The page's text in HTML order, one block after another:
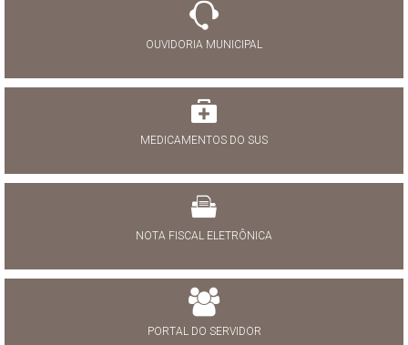
OUVIDORIA MUNICIPAL
MEDICAMENTOS DO SUS
NOTA FISCAL ELETRÔNICA
PORTAL DO SERVIDOR